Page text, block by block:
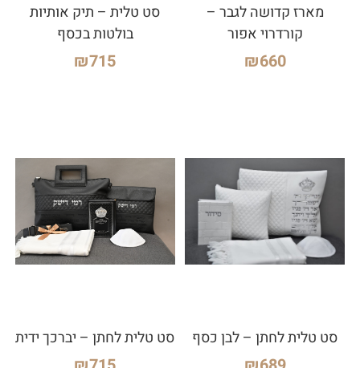
מארז קדושה לגבר –
קורדרוי אפור
₪660
סט טלית – תיק אותיות
בולטות בכסף
₪715
סט טלית לחתן – לבן כסף סט טלית לחתן – יברכך ידית